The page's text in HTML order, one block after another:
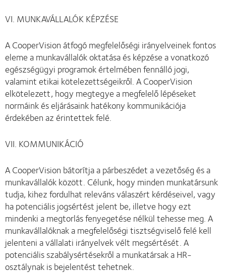
VI. MUNKAVÁLLALÓK KÉPZÉSE
A CooperVision átfogó megfelelőségi irányelveinek fontos
eleme a munkavállalók oktatása és képzése a vonatkozó
egészségügyi programok értelmében fennálló jogi,
valamint etikai kötelezettségeikről. A CooperVision
elkötelezett, hogy megtegye a megfelelő lépéseket
normáink és eljárásaink hatékony kommunikációja
érdekében az érintettek felé.
VII. KOMMUNIKÁCIÓ
A CooperVision bátorítja a párbeszédet a vezetőség és a
munkavállalók között. Célunk, hogy minden munkatársunk
tudja, kihez fordulhat releváns válaszért kérdéseivel, vagy
ha potenciális jogsértést jelent be, illetve hogy ezt
mindenki a megtorlás fenyegetése nélkül tehesse meg. A
munkavállalóknak a megfelelőségi tisztségviselő felé kell
jelenteni a vállalati irányelvek vélt megsértését. A
potenciális szabálysértésekről a munkatársak a HR-
osztálynak is bejelentést tehetnek.